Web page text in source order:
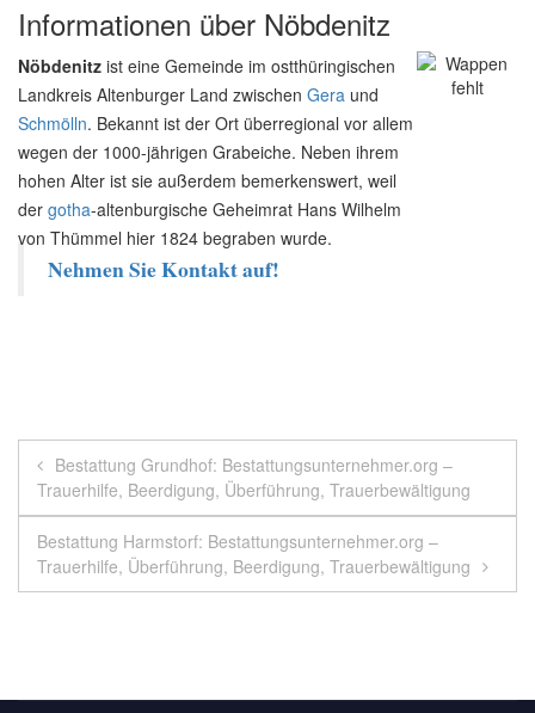
Informationen über Nöbdenitz
Nöbdenitz ist eine Gemeinde im ostthüringischen
Landkreis Altenburger Land zwischen Gera und
Schmölln. Bekannt ist der Ort überregional vor allem
wegen der 1000-jährigen Grabeiche. Neben ihrem
hohen Alter ist sie außerdem bemerkenswert, weil
der gotha-altenburgische Geheimrat Hans Wilhelm
von Thümmel hier 1824 begraben wurde.
Nehmen Sie Kontakt auf!
Beitragsnavigation
Bestattung Grundhof: Bestattungsunternehmer.org –
Trauerhilfe, Beerdigung, Überführung, Trauerbewältigung
Bestattung Harmstorf: Bestattungsunternehmer.org –
Trauerhilfe, Überführung, Beerdigung, Trauerbewältigung